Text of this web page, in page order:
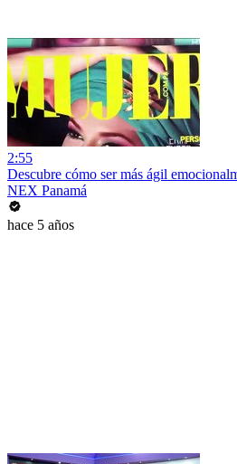
2:55
Descubre cómo ser más ágil
NEX Panamá
hace 5 años